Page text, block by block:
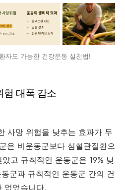
자도 가능한 건강운동 실천법!
험 대폭 감소
사망 위험을 낮추는 효과가 두
은 비운동군보다 심혈관질환으
고 규칙적인 운동군은 19% 낮
군과 규칙적인 운동군 간의 건
없었습니다.